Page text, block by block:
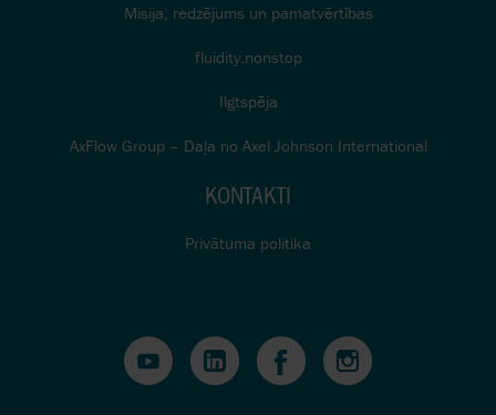
Misija, redzējums un pamatvērtības
fluidity.nonstop
Ilgtspēja
AxFlow Group – Daļa no Axel Johnson International
KONTAKTI
Privātuma politika